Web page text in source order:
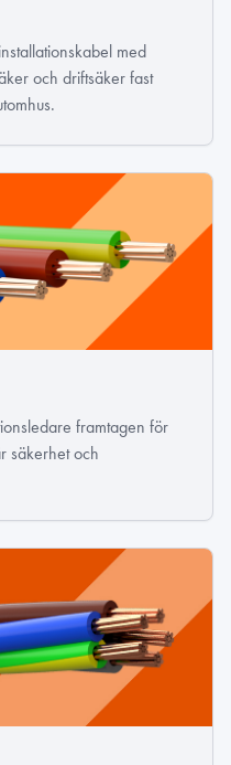
med
och driftsäker fast
framtagen för
säkerhet och